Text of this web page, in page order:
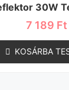
30W
7 189 Ft
KOSÁRBA